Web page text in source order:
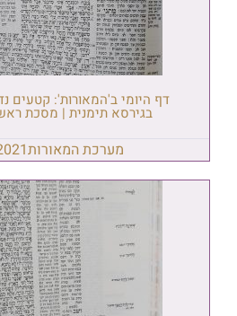
דף היומי ב'המאורות': קטעים
בגירסא תימנית | מסכת
מערכת המאורות